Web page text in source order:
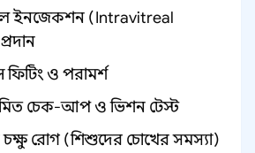
ইনজেকশন (Intravitreal
ফিটিং ও পরামর্শ
চেক-আপ ও ভিশন টেস্ট
চক্ষু রোগ (শিশুদের চোখের সমস্যা)